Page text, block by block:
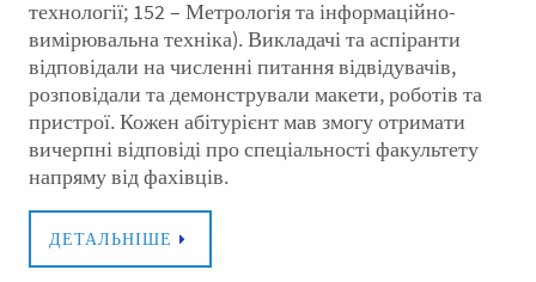
технології; 152 – Метрологія та інформаційно-
вимірювальна техніка). Викладачі та аспіранти
відповідали на численні питання відвідувачів,
розповідали та демонстрували макети, роботів та
пристрої. Кожен абітурієнт мав змогу отримати
вичерпні відповіді про спеціальності факультету
напряму від фахівців.
ДЕТАЛЬНІШЕ